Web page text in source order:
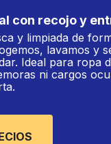
con recojo y
y limpiada de
lavamos y
Ideal para ropa
ni cargos